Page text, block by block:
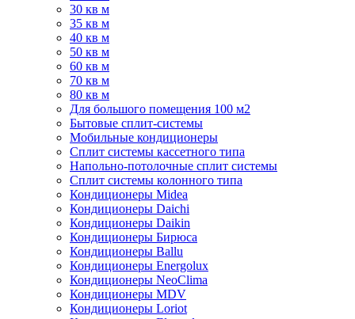
30 кв м
35 кв м
40 кв м
50 кв м
60 кв м
70 кв м
80 кв м
Для большого помещения 100 м2
Бытовые сплит-системы
Мобильные кондиционеры
Сплит системы кассетного типа
Напольно-потолочные сплит системы
Сплит системы колонного типа
Кондиционеры Midea
Кондиционеры Daichi
Кондиционеры Daikin
Кондиционеры Бирюса
Кондиционеры Ballu
Кондиционеры Energolux
Кондиционеры NeoClima
Кондиционеры MDV
Кондиционеры Loriot